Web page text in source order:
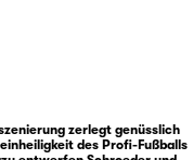
zerlegt genüsslich
des Profi-Fußballs